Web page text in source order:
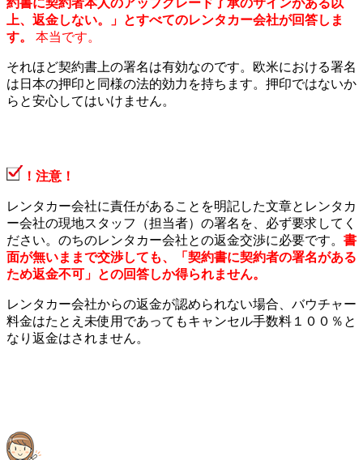
約書に契約者本人のアップグレード了承のサインがある以
上、返金しない。」とすべてのレンタカー会社が回答しま
す。 本当です。
それほど契約書上の署名は有効なのです。欧米における署名
は日本の押印と同様の法的効力を持ちます。押印ではないか
らと安心してはいけません。
！注意！
レンタカー会社に責任があることを明記した文章とレンタカ
ー会社の現地スタッフ（担当者）の署名を、必ず要求してく
ださい。のちのレンタカー会社との返金交渉に必要です。 書
面が無いままで交渉しても、「契約書に契約者の署名がある
ため返金不可」との回答しか得られません。
レンタカー会社からの返金が認められない場合、バウチャー
料金はたとえ未使用であってもキャンセル手数料１００％と
なり返金はされません。